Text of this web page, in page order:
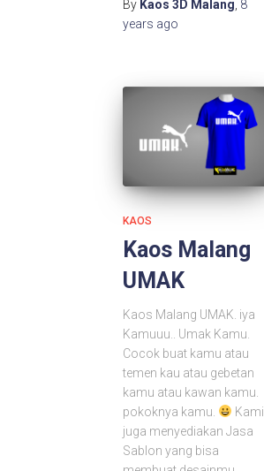
By Kaos 3D Malang 8
years ago
KAOS
Kaos Malang
UMAK
Kaos Malang UMAK. iya
Kamuuu.. Umak Kamu.
Cocok buat kamu atau
temen kau atau gebetan
kamu atau kawan kamu.
pokoknya kamu.
Kami
juga menyediakan Jasa
Sablon yang bisa